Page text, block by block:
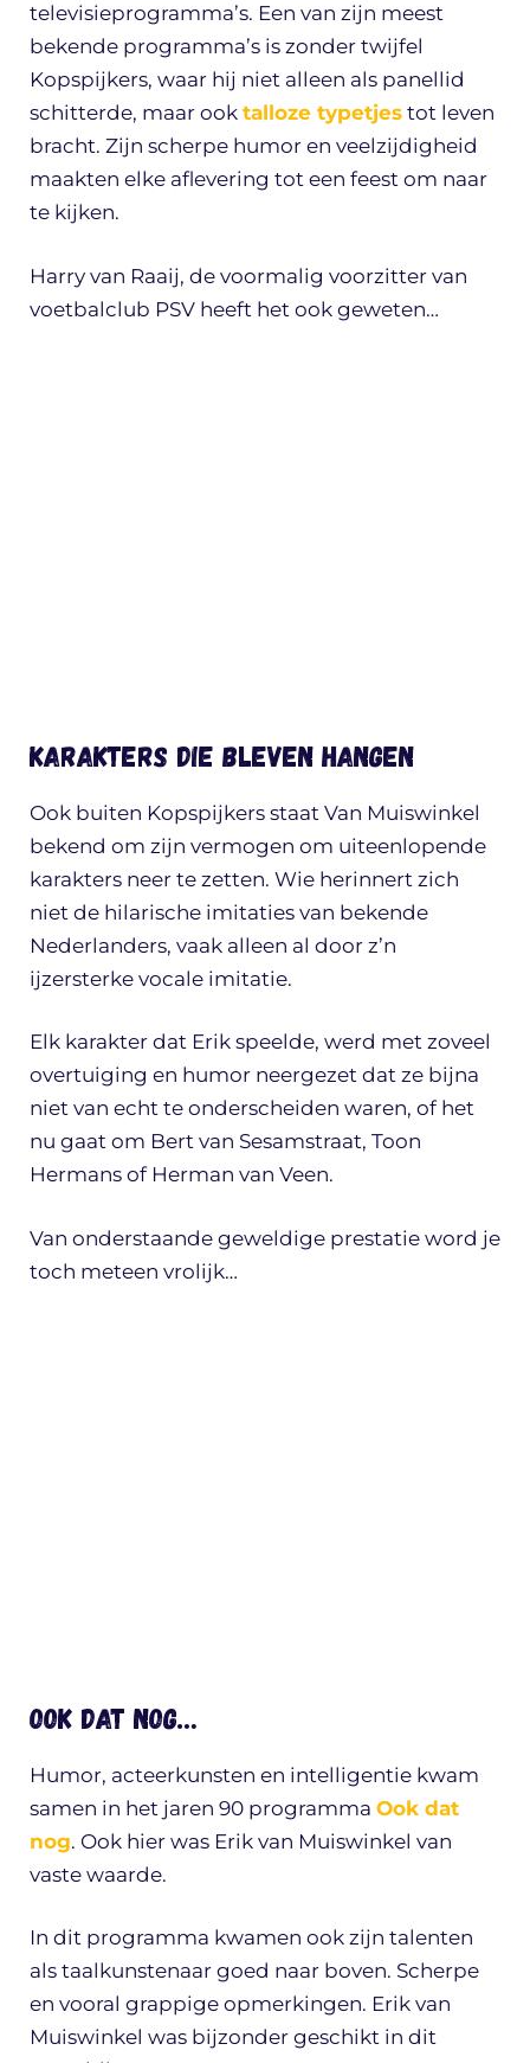
televisieprogramma’s. Een van zijn meest
bekende programma’s is zonder twijfel
Kopspijkers, waar hij niet alleen als panellid
schitterde, maar ook talloze typetjes tot leven
bracht. Zijn scherpe humor en veelzijdigheid
maakten elke aflevering tot een feest om naar
te kijken.
Harry van Raaij, de voormalig voorzitter van
voetbalclub PSV heeft het ook geweten…
Karakters die bleven hangen
Ook buiten Kopspijkers staat Van Muiswinkel
bekend om zijn vermogen om uiteenlopende
karakters neer te zetten. Wie herinnert zich
niet de hilarische imitaties van bekende
Nederlanders, vaak alleen al door z’n
ijzersterke vocale imitatie.
Elk karakter dat Erik speelde, werd met zoveel
overtuiging en humor neergezet dat ze bijna
niet van echt te onderscheiden waren, of het
nu gaat om Bert van Sesamstraat, Toon
Hermans of Herman van Veen.
Van onderstaande geweldige prestatie word je
toch meteen vrolijk…
Ook dat nog…
Humor, acteerkunsten en intelligentie kwam
samen in het jaren 90 programma Ook dat
nog. Ook hier was Erik van Muiswinkel van
vaste waarde.
In dit programma kwamen ook zijn talenten
als taalkunstenaar goed naar boven. Scherpe
en vooral grappige opmerkingen. Erik van
Muiswinkel was bijzonder geschikt in dit